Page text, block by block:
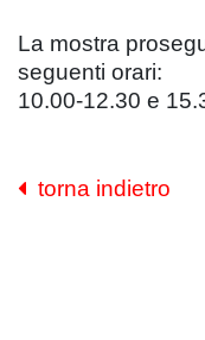
La mostra
seguenti orari:
10.00-12.30 e
torna indietro